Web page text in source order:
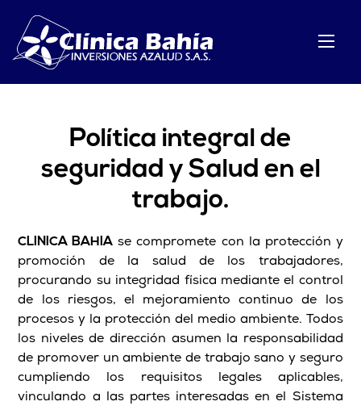
Política integral de
seguridad y Salud en el
trabajo.
CLINICA BAHIA se compromete con la protección y
promoción de la salud de los trabajadores,
procurando su integridad física mediante el control
de los riesgos, el mejoramiento continuo de los
procesos y la protección del medio ambiente. Todos
los niveles de dirección asumen la responsabilidad
de promover un ambiente de trabajo sano y seguro
cumpliendo los requisitos legales aplicables,
vinculando a las partes interesadas en el Sistema